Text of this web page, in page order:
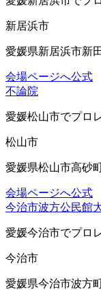
新居浜市
愛媛県新居浜市新
会場ページへ公式
不論院
愛媛松山市でプロ
松山市
愛媛県松山市高砂
会場ページへ公式
今治市波方公民館
愛媛今治市でプロ
今治市
愛媛県今治市波方